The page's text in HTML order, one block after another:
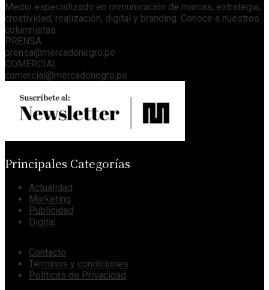
Medio especializado en comunicación de marcas, estrategia,
creatividad, realización, digital y branding. Conoce a nuestros
columnistas
PRENSA
prensa@mercadonegro.pe
COMERCIAL
comercial@mercadonegro.pe
Principales Categorías
Actualidad
Marketing
Publicidad
Digital
Contacto
Términos y condiciones
Políticas de Privacidad